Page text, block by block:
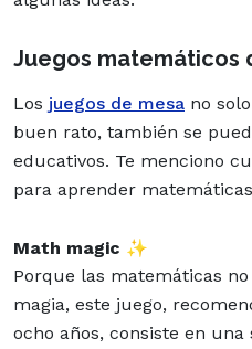
Juegos matemáticos
Los juegos de mesa no
buen rato, también se
educativos. Te menciono
para aprender
Math magic ✨
Porque las matemáticas
magia, este juego,
ocho años, consiste en